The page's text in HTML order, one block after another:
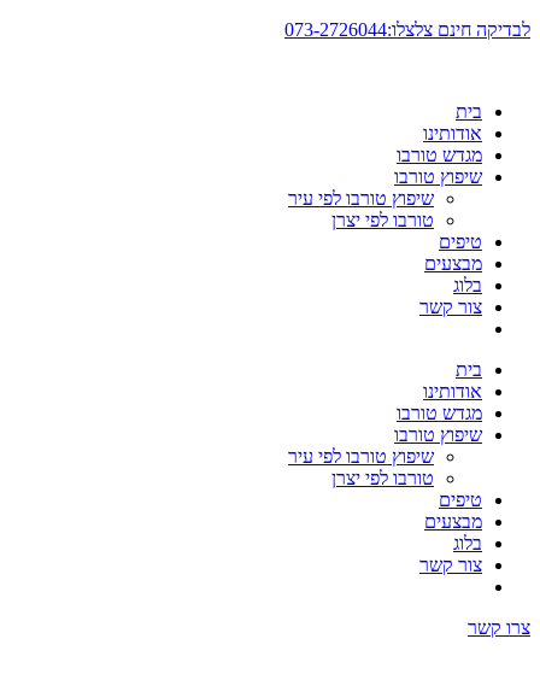
דלג
לבדיקה חינם צלצלו:073-2726044
בית
אודותינו
מגדש טורבו
שיפוץ טורבו
שיפוץ טורבו לפי עיר
טורבו לפי יצרן
טיפים
מבצעים
בלוג
צור קשר
בית
אודותינו
מגדש טורבו
שיפוץ טורבו
שיפוץ טורבו לפי עיר
טורבו לפי יצרן
טיפים
מבצעים
בלוג
צור קשר
צרו קשר